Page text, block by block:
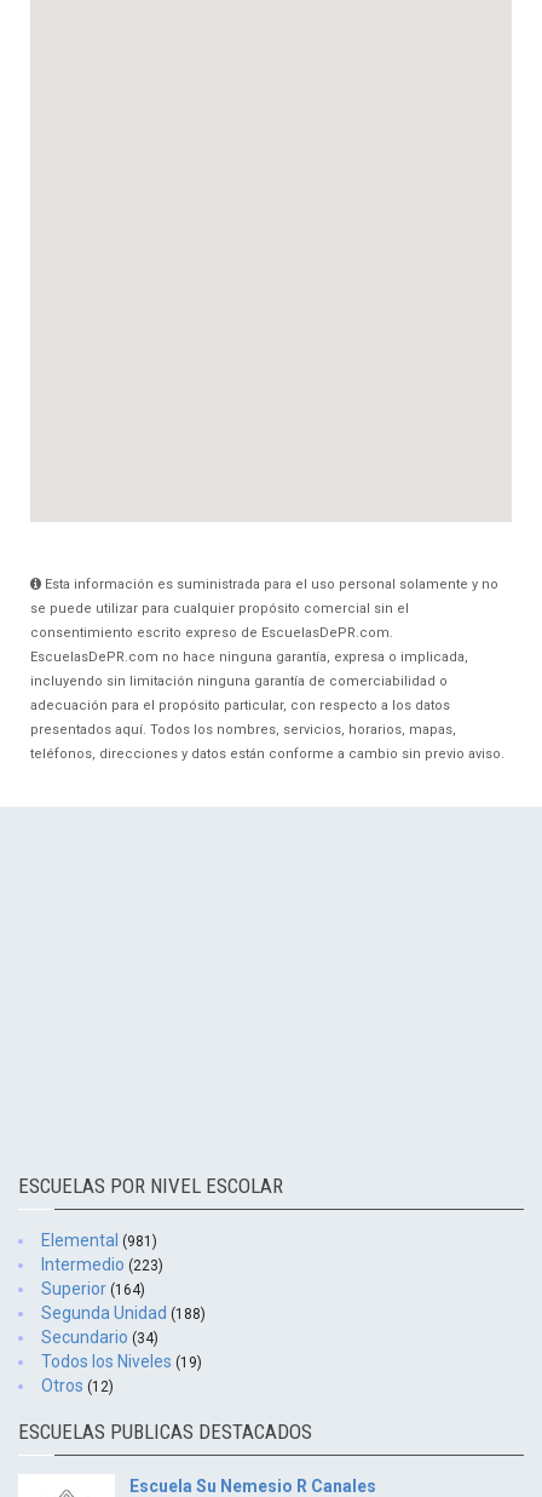
Esta información es suministrada para el uso personal solamente y no
se puede utilizar para cualquier propósito comercial sin el
consentimiento escrito expreso de EscuelasDePR.com.
EscuelasDePR.com no hace ninguna garantía, expresa o implicada,
incluyendo sin limitación ninguna garantía de comerciabilidad o
adecuación para el propósito particular, con respecto a los datos
presentados aquí. Todos los nombres, servicios, horarios, mapas,
teléfonos, direcciones y datos están conforme a cambio sin previo aviso.
ESCUELAS POR NIVEL ESCOLAR
Elemental (981)
Intermedio (223)
Superior (164)
Segunda Unidad (188)
Secundario (34)
Todos los Niveles (19)
Otros (12)
ESCUELAS PUBLICAS DESTACADOS
Escuela Su Nemesio R Canales